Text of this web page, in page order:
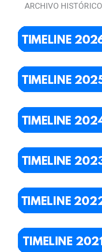
ARCHIVO HISTÓRICO